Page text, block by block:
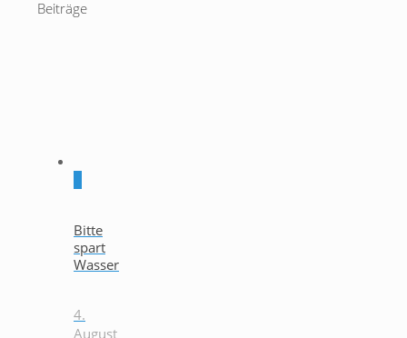
Beiträge
Bitte
spart
Wasser
4.
August